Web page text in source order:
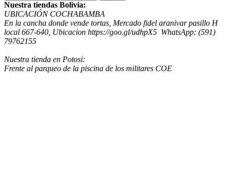
Nuestra tiendas Bolivia:
UBICACIÓN COCHABAMBA
En la cancha donde vende tortas, Mercado fidel aranivar pasillo H
local 667-640, Ubicacion https://goo.gl/udhpX5 WhatsApp: (591)
79762155
Nuestra tienda en Potosi:
Frente al parqueo de la piscina de los militares COE